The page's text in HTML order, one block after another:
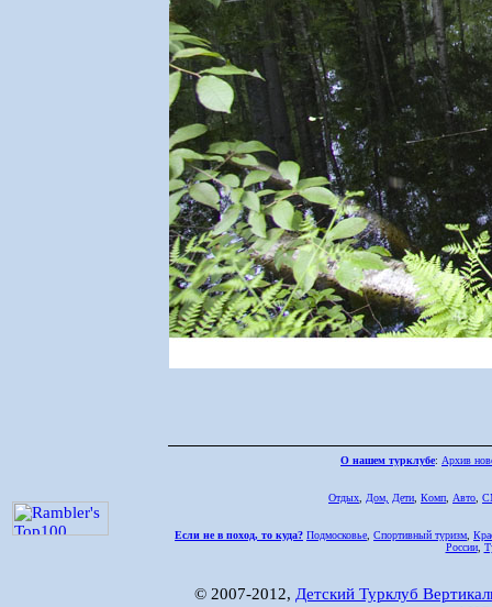
О нашем турклубе: Архив
Отдых Дом, Дети Комп Авто
Если не в поход, то куда? Подмосковье Спортивный туризм
России,
© 2007-2012, Детский Турклуб